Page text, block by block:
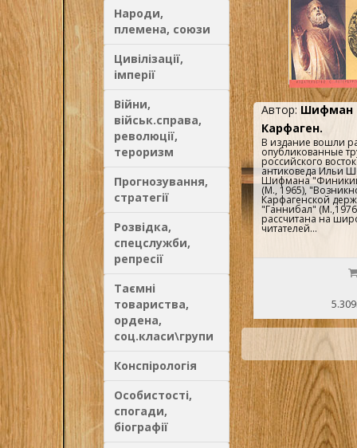
Народи,
племена, союзи
Цивілізації,
імперії
Війни,
військ.справа,
революції,
тероризм
Прогнозування,
стратегії
Розвідка,
спецслужби,
репресії
Таємні
товариства,
ордена,
соц.класи\групи
Конспірологія
Особистості,
спогади,
біографії
Автор: Шифман
Карфаген.
В издание вошли
опубликованные
российского
антиковеда Ильи
Шифмана
(М., 1965),
Карфагенской
"Ганнибал"
рассчитана на
читателей...